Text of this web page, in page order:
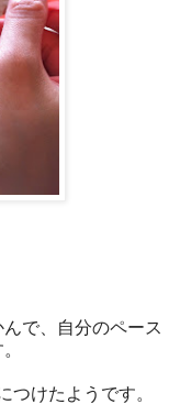
で、自分のペース
つけたようです。